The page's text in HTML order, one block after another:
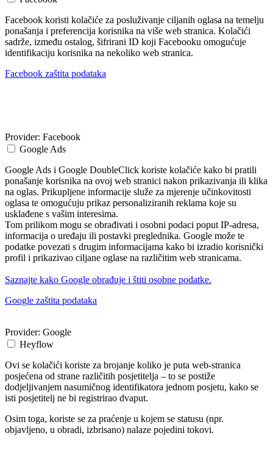
Facebook koristi kolačiće za posluživanje ciljanih oglasa na temelju
ponašanja i preferencija korisnika na više web stranica. Kolačići
sadrže, između ostalog, šifrirani ID koji Facebooku omogućuje
identifikaciju korisnika na nekoliko web stranica.
Facebook zaštita podataka
Provider: Facebook
Google Ads
Google Ads i Google DoubleClick koriste kolačiće kako bi pratili
ponašanje korisnika na ovoj web stranici nakon prikazivanja ili klika
na oglas. Prikupljene informacije služe za mjerenje učinkovitosti
oglasa te omogućuju prikaz personaliziranih reklama koje su
usklađene s vašim interesima.
Tom prilikom mogu se obrađivati i osobni podaci poput IP-adresa,
informacija o uređaju ili postavki preglednika. Google može te
podatke povezati s drugim informacijama kako bi izradio korisnički
profil i prikazivao ciljane oglase na različitim web stranicama.
Saznajte kako Google obrađuje i štiti osobne podatke.
Google zaštita podataka
Provider: Google
Heyflow
Ovi se kolačići koriste za brojanje koliko je puta web-stranica
posjećena od strane različitih posjetitelja – to se postiže
dodjeljivanjem nasumičnog identifikatora jednom posjetu, kako se
isti posjetitelj ne bi registrirao dvaput.
Osim toga, koriste se za praćenje u kojem se statusu (npr.
objavljeno, u obradi, izbrisano) nalaze pojedini tokovi.